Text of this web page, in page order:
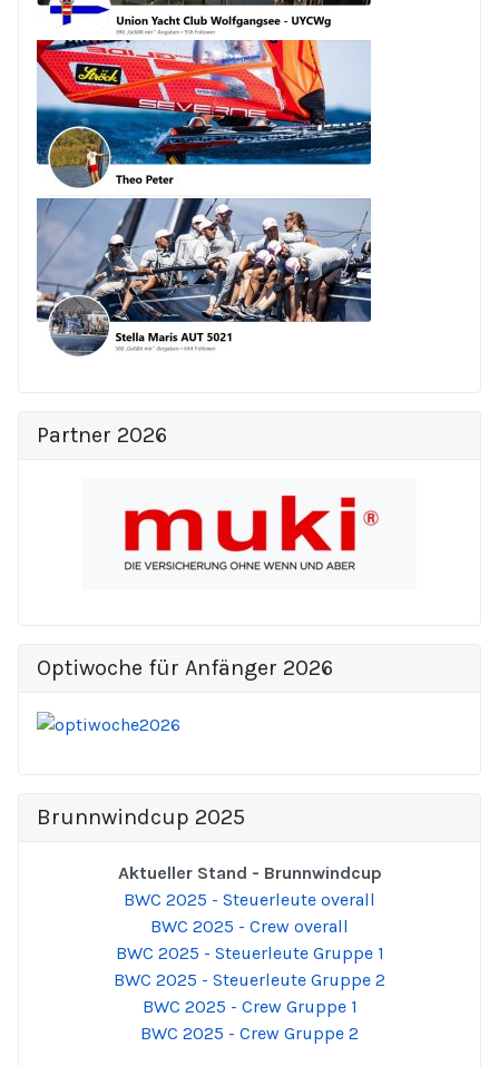
Partner 2026
Optiwoche für Anfänger 2026
Brunnwindcup 2025
Aktueller Stand - Brunnwindcup
BWC 2025 - Steuerleute overall
BWC 2025 - Crew overall
BWC 2025 - Steuerleute Gruppe 1
BWC 2025 - Steuerleute Gruppe 2
BWC 2025 - Crew Gruppe 1
BWC 2025 - Crew Gruppe 2